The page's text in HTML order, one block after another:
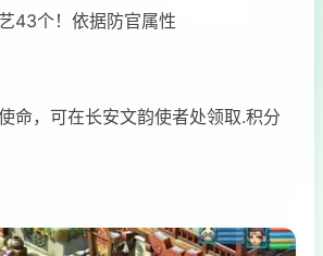
43个！依据防官属性
命，可在长安文韵使者处领取.积分